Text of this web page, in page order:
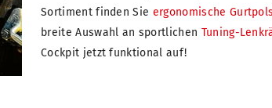
Sortiment finden Sie ergonomische
breite Auswahl an sportlichen Tuning-
Cockpit jetzt funktional auf!